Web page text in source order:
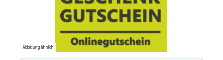
Abbildung ähnlich